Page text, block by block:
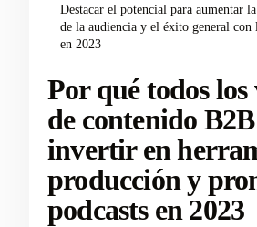
Destacar el potencial para aumentar
de la audiencia y el éxito general con
en 2023
Por qué todos los
de contenido
invertir en
producción y
podcasts en 2023